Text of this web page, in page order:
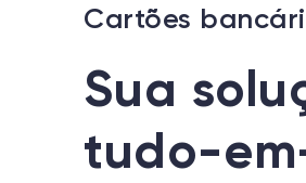
Cartões
Sua
tudo-